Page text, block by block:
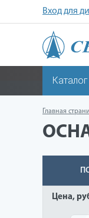
Вход для
Главная
Цена,